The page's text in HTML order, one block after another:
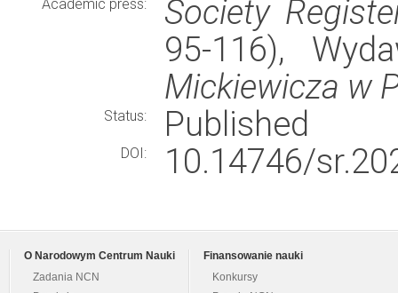
Academic press:
Society
95-116),
Mickiewicza w
Status: Published
DOI: 10.14746/
O Narodowym Centrum Nauki
Zadania NCN
Finansowanie nauki
Konkursy